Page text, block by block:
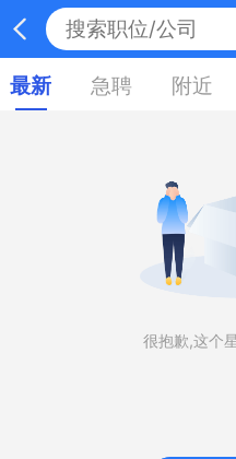
最新 急聘 附近
很抱歉,这个